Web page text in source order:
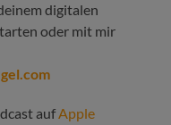
digitalen
oder mit mir
aufApple